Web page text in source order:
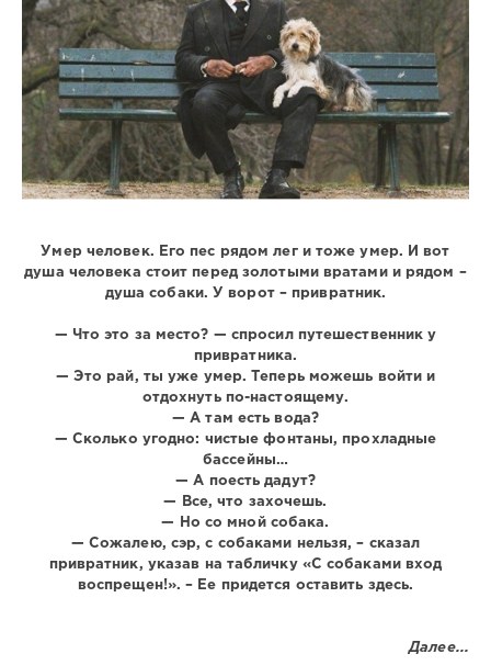
Умер человек. Его пес рядом лег и тоже умер. И вот
душа человека стоит перед золотыми вратами и рядом –
душа собаки. У ворот – привратник.
— Что это за место? — спросил путешественник у
привратника.
— Это рай, ты уже умер. Теперь можешь войти и
отдохнуть по-настоящему.
— А там есть вода?
— Сколько угодно: чистые фонтаны, прохладные
бассейны…
— А поесть дадут?
— Все, что захочешь.
— Но со мной собака.
— Сожалею, сэр, с собаками нельзя, – сказал
привратник, указав на табличку «C собаками вход
воспрещен!». – Ее придется оставить здесь.
Далее...